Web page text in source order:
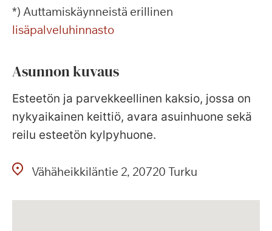
*) Auttamiskäynneistä erillinen
lisäpalveluhinnasto
Asunnon kuvaus
Esteetön ja parvekkeellinen kaksio, jossa on
nykyaikainen keittiö, avara asuinhuone sekä
reilu esteetön kylpyhuone.
Vähäheikkiläntie 2 20720 Turku